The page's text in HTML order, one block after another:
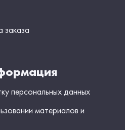
персональных данных
материалов и